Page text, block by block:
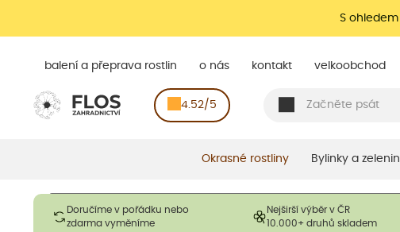
S
balení a přeprava rostlin o nás kontakt velkoobchod
4.52/5
Okrasné rostliny Bylinky a
Doručíme v pořádku nebo
zdarma vyměníme
Nejširší výběr v ČR
10.000+ druhů skladem
Obrázky slouží pouze pro ilustrační účely a mají reprezentovat
opadavé rostliny dodávány v dormantním stavu a bez listů. Rostliny